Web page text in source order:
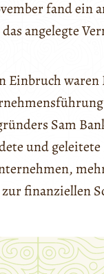
fand ein
das angelegte
Einbruch
Sam
und
finanziellen